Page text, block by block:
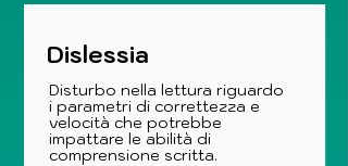
Dislessia
Disturbo nella lettura riguardo
i parametri di correttezza e
velocità che potrebbe
impattare le abilità di
comprensione scritta.